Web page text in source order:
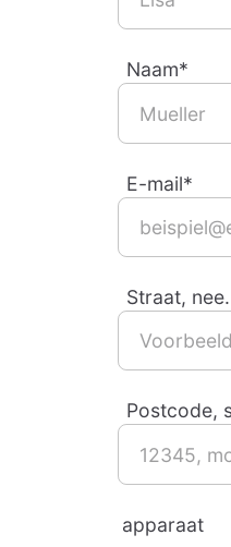
Naam*
E-mail*
Straat, nee.
Postcode,
apparaat